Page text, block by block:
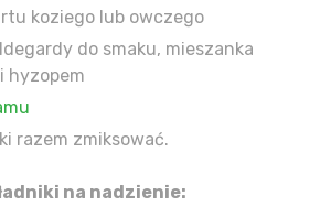
koziego lub owczego
do smaku, mieszanka
hyzopem
razem zmiksować.
na nadzienie: